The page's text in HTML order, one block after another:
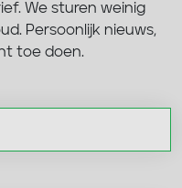
We sturen weinig
Persoonlijk nieuws,
toe doen.